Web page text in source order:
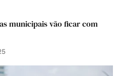
municipais vão ficar com